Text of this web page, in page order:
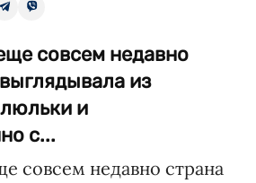
совсем недавно
из
и
с...
совсем недавно страна